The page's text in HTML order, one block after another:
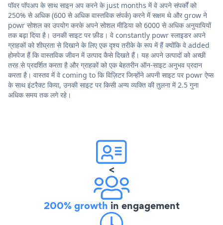
पॉवर पॉपअप के साथ साइन अप करने के just months में वे अपने संपर्कों को
250% से अधिक (600 से अधिक वास्तविक संपर्क) करने में सक्षम थे और grow ने
powr सोशल का उपयोग करके अपने सोशल मीडिया को 6000 से अधिक अनुयायियों
तक बढ़ा दिया है। उनकी साइट पर फ़ीड। वे constantly powr स्लाइडर अपने
ग्राहकों को शीघ्रता से दिखाने के लिए एक दृश्य तरीके के रूप में हैं क्योंकि वे added
होमपेज हैं कि वास्तविक जीवन में उत्पाद कैसे दिखते हैं। यह अपने उत्पादों को अच्छी
तरह से प्रदर्शित करता है और ग्राहकों को एक बेहतरीन ऑन-साइट अनुभव प्रदान
करता है। वास्तव में वे coming to कि विज़िटर जिन्होंने अपनी साइट पर powr ऐप्स
के साथ इंटरैक्ट किया, उनकी साइट पर किसी अन्य व्यक्ति की तुलना में 2.5 गुना
अधिक समय तक लगे रहे।
<
200% growth in engagement